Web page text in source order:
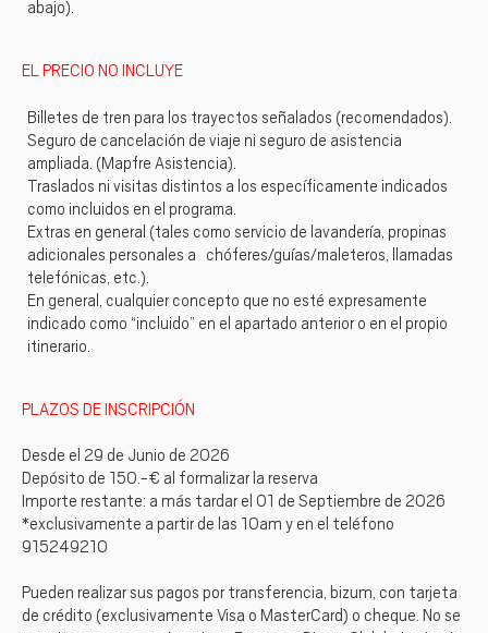
abajo).
EL PRECIO NO INCLUYE
Billetes de tren para los trayectos señalados (recomendados).
Seguro de cancelación de viaje ni seguro de asistencia
ampliada. (Mapfre Asistencia).
Traslados ni visitas distintos a los específicamente indicados
como incluidos en el programa.
Extras en general (tales como servicio de lavandería, propinas
adicionales personales a chóferes/guías/maleteros, llamadas
telefónicas, etc.).
En general, cualquier concepto que no esté expresamente
indicado como “incluido” en el apartado anterior o en el propio
itinerario.
PLAZOS DE INSCRIPCIÓN
Desde el 29 de Junio de 2026
Depósito de 150.-€ al formalizar la reserva
Importe restante: a más tardar el 01 de Septiembre de 2026
*exclusivamente a partir de las 10am y en el teléfono
915249210
Pueden realizar sus pagos por transferencia, bizum, con tarjeta
de crédito (exclusivamente Visa o MasterCard) o cheque. No se